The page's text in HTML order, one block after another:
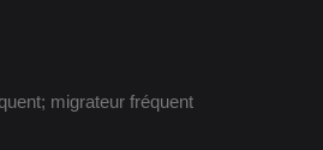
migrateur fréquent